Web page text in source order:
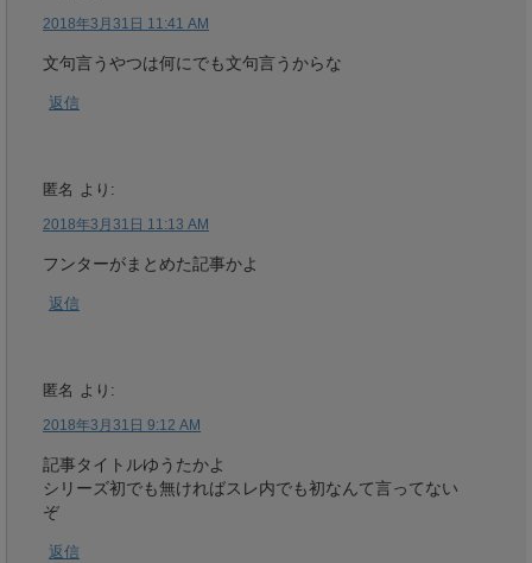
2018年3月31日 11:41 AM
文句言うやつは何にでも文句言うからな
返信
匿名 より:
2018年3月31日 11:13 AM
フンターがまとめた記事かよ
返信
匿名 より:
2018年3月31日 9:12 AM
記事タイトルゆうたかよ
シリーズ初でも無ければスレ内でも初なんて言ってない
ぞ
返信